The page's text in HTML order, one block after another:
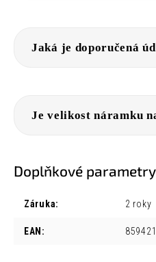
Jaká je doporučená
Je velikost náramku
Doplňkové parametry
Záruka: 2 roky
EAN :